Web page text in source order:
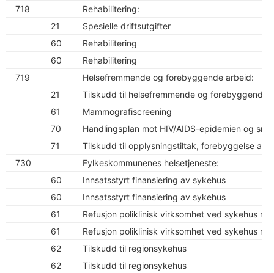
718
Rehabilitering:
21
Spesielle driftsutgifter
60
Rehabilitering
60
Rehabilitering
719
Helsefremmende og forebyggende arbeid:
21
Tilskudd til helsefremmende og forebyggende
61
Mammografiscreening
70
Handlingsplan mot HIV/AIDS-epidemien og
71
Tilskudd til opplysningstiltak, forebyggelse av
730
Fylkeskommunenes helsetjeneste:
60
Innsatsstyrt finansiering av sykehus
60
Innsatsstyrt finansiering av sykehus
61
Refusjon poliklinisk virksomhet ved sykehus
61
Refusjon poliklinisk virksomhet ved sykehus
62
Tilskudd til regionsykehus
62
Tilskudd til regionsykehus